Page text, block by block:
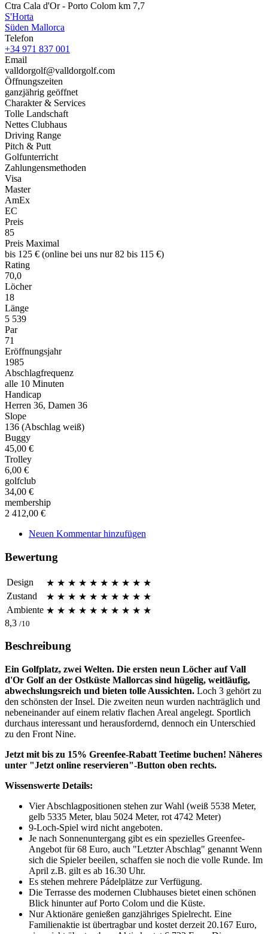
Ctra Cala d'Or - Porto Colom km 7,7
S'Horta
Süden Mallorca
Telefon
+34 971 837 001
Email
valldorgolf@valldorgolf.com
Öffnungszeiten
ganzjährig geöffnet
Charakter & Services
Tolle Landschaft
Nettes Clubhaus
Driving Range
Pitch & Putt
Golfunterricht
Zahlungensmethoden
Visa
Master
AmEx
EC
Preis
85
Preis Maximal
bis 125 € (online bei uns nur 82 bis 115 €)
Rating
70,0
Löcher
18
Länge
5 539
Par
71
Eröffnungsjahr
1985
Abschlagfrequenz
alle 10 Minuten
Handicap
Herren 36, Damen 36
Slope
136 (Abschlag weiß)
Buggy
45,00 €
Trolley
6,00 €
golfclub
34,00 €
membership
2 412,00 €
Neuen Kommentar hinzufügen
Bewertung
Design ★ ★ ★ ★ ★ ★ ★ ★ ★ ★
Zustand
★ ★ ★ ★ ★ ★ ★ ★ ★ ★
Ambiente ★ ★ ★ ★ ★ ★ ★ ★ ★ ★
8,3 /10
Beschreibung
Ein Golfplatz, zwei Welten. Die ersten neun Löcher auf Vall
d'Or Golf an der Ostküste Mallorcas sind hügelig, weitläufig,
abwechslungsreich und bieten tolle Aussichten. Loch 3 gehört zu
den schönsten der Insel. Die zweiten neun wurden nachträglich und
nebeneinander auf einem relativ flachen Areal angelegt. Sportlich
durchaus interessant und herausfordernd, dennoch ein Unterschied
zu den Front Nine.
Jetzt mit bis zu 15% Greenfee-Rabatt Teetime buchen! Näheres
unter "Jetzt online reservieren"-Button oben rechts.
Wissenswerte Details:
Vier Abschlagpositionen stehen zur Wahl (weiß 5538 Meter,
gelb 5335 Meter, blau 5024 Meter, rot 4742 Meter)
9-Loch-Spiel wird nicht angeboten.
Je nach Sonnenuntergang gibt es ein spezielles Greenfee-
Angebot für 68 Euro, auch "Letzter Abschlag" genannt Wenn
sich die Spieler beeilen, schaffen sie noch die volle Runde. Im
April z.B. gilt es ab 16.30 Uhr.
Es stehen mehrere Pádelplätze zur Verfügung.
Die Terrasse des modernen Clubhauses bietet einen schönen
Blick hinunter auf Porto Colom und die Küste.
Nur Aktionäre genießen ganzjähriges Spielrecht. Eine
Familienaktie ist übertragbar und kostet derzeit 20.167 Euro,